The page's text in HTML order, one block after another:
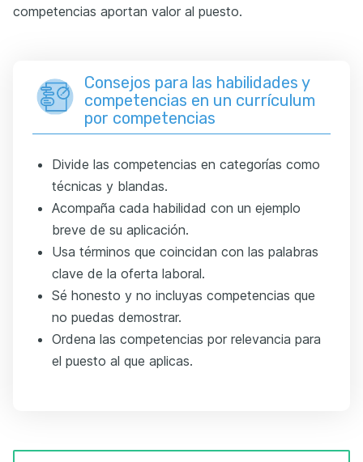
competencias aportan valor al puesto.
Consejos para las habilidades y
competencias en un currículum
por competencias
Divide las competencias en categorías como
técnicas y blandas.
Acompaña cada habilidad con un ejemplo
breve de su aplicación.
Usa términos que coincidan con las palabras
clave de la oferta laboral.
Sé honesto y no incluyas competencias que
no puedas demostrar.
Ordena las competencias por relevancia para
el puesto al que aplicas.